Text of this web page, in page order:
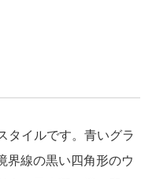
タイルです。青いグラ
界線の黒い四角形のウ